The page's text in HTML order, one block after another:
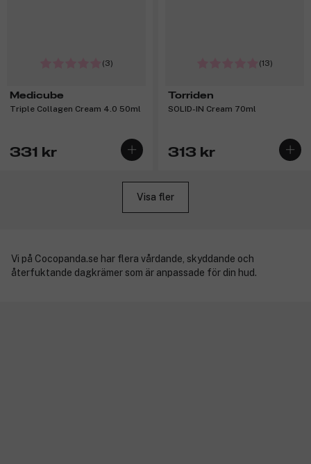
(3)
Medicube
Triple Collagen Cream 4.0 50ml
331 kr
(13)
Torriden
SOLID-IN Cream 70ml
313 kr
Visa fler
Vi på Cocopanda.se har flera vårdande, skyddande och
återfuktande dagkrämer som är anpassade för din hud.